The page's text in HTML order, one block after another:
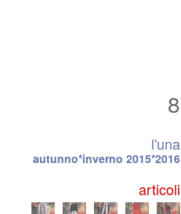
8
l'una
autunno*inverno 2015*2016
articoli